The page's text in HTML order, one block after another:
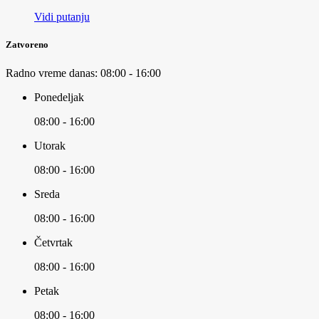
Vidi putanju
Zatvoreno
Radno vreme danas: 08:00 - 16:00
Ponedeljak
08:00 - 16:00
Utorak
08:00 - 16:00
Sreda
08:00 - 16:00
Četvrtak
08:00 - 16:00
Petak
08:00 - 16:00